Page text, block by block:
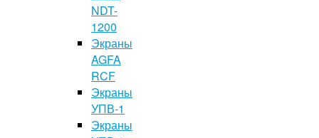
NDT-
1200
Экраны
AGFA
RCF
Экраны
УПВ-1
Экраны